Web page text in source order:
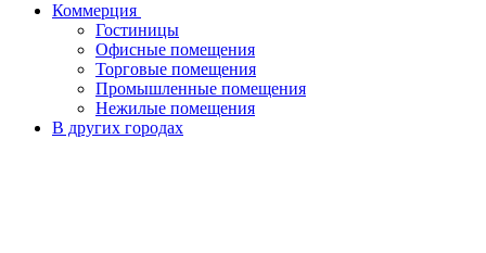
Коммерция
Гостиницы
Офисные помещения
Торговые помещения
Промышленные помещения
Нежилые помещения
В других городах